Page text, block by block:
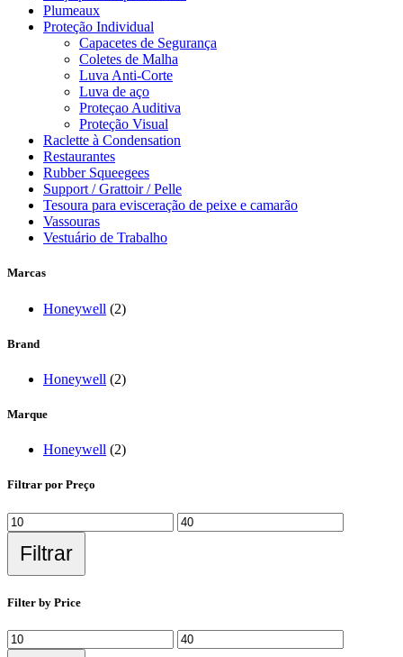
Plumeaux
Proteção Individual
Capacetes de Segurança
Coletes de Malha
Luva Anti-Corte
Luva de aço
Proteçao Auditiva
Proteção Visual
Raclette à Condensation
Restaurantes
Rubber Squeegees
Support / Grattoir / Pelle
Tesoura para evisceração de peixe e camarão
Vassouras
Vestuário de Trabalho
Marcas
Honeywell (2)
Brand
Honeywell (2)
Marque
Honeywell (2)
Filtrar por Preço
Filtrar
Filter by Price